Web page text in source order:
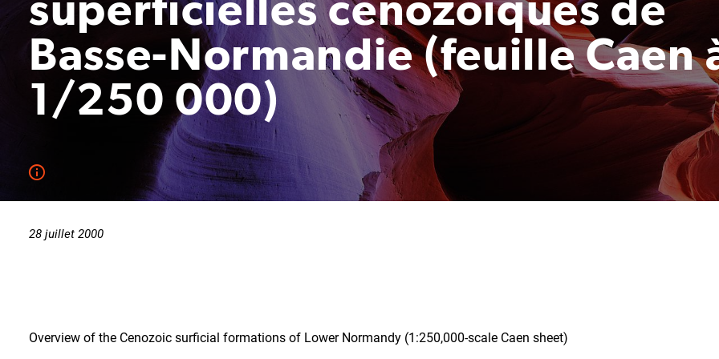
Basse-Normandie (feuille Caen
1/250 000)
28 juillet 2000
Overview of the Cenozoic surficial formations of Lower Normandy (1:250,000-scale Caen sheet)